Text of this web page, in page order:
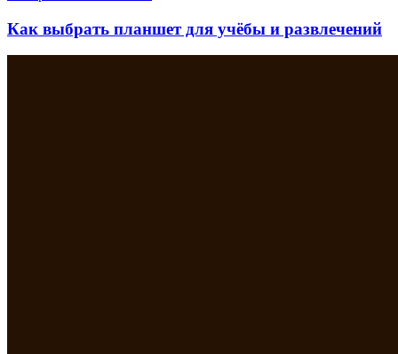
Как выбрать планшет для учёбы и развлечений